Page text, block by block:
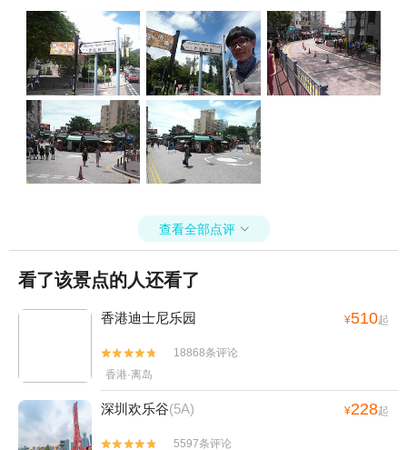
查看全部点评 
看了该景点的人还看了
香港迪士尼乐园 ¥510起


18868条评论
香港·离岛
深圳欢乐谷(5A) ¥228起

 5597条评论